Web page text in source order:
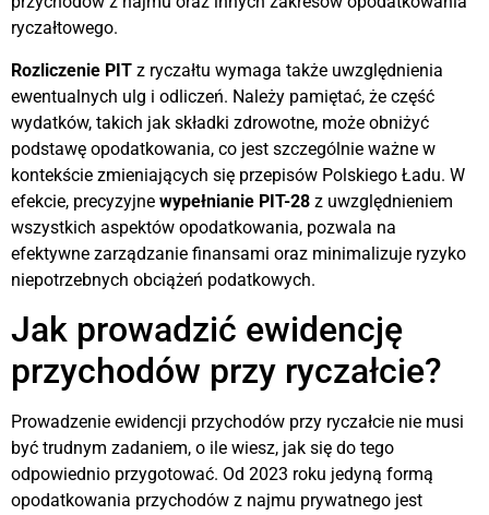
ryczałtowego.
Rozliczenie PIT z ryczałtu wymaga także uwzględnienia
ewentualnych ulg i odliczeń. Należy pamiętać, że część
wydatków, takich jak składki zdrowotne, może obniżyć
podstawę opodatkowania, co jest szczególnie ważne w
kontekście zmieniających się przepisów Polskiego Ładu. W
efekcie, precyzyjne wypełnianie PIT-28 z uwzględnieniem
wszystkich aspektów opodatkowania, pozwala na
efektywne zarządzanie finansami oraz minimalizuje ryzyko
niepotrzebnych obciążeń podatkowych.
Jak prowadzić ewidencję
przychodów przy ryczałcie?
Prowadzenie ewidencji przychodów przy ryczałcie nie musi
być trudnym zadaniem, o ile wiesz, jak się do tego
odpowiednio przygotować. Od 2023 roku jedyną formą
opodatkowania przychodów z najmu prywatnego jest